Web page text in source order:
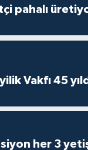
pahalı
Vakfı 45
her 3